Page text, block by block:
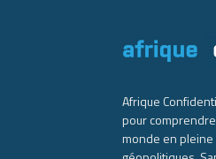
Afrique
pour
monde en